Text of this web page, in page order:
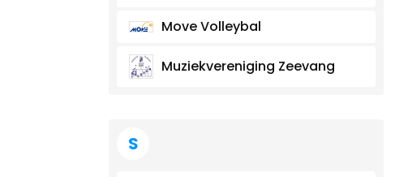
Move Volleybal
Muziekvereniging Zeevang
S